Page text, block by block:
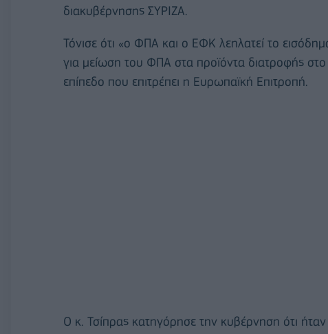
διακυβέρνησης ΣΥΡΙΖΑ.
Τόνισε ότι «ο ΦΠΑ και ο ΕΦΚ λεηλατεί το
για μείωση του ΦΠΑ στα προϊόντα διατροφής
επίπεδο που επιτρέπει η Ευρωπαϊκή Επιτροπή.
Ο κ. Τσίπρας κατηγόρησε την κυβέρνηση ότι ήταν